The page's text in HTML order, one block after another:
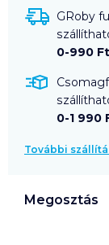
GRoby
0-990 Ft
0-1 990
További
Megosztás